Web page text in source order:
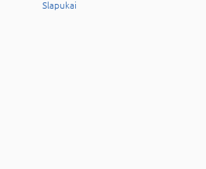
Slapukai